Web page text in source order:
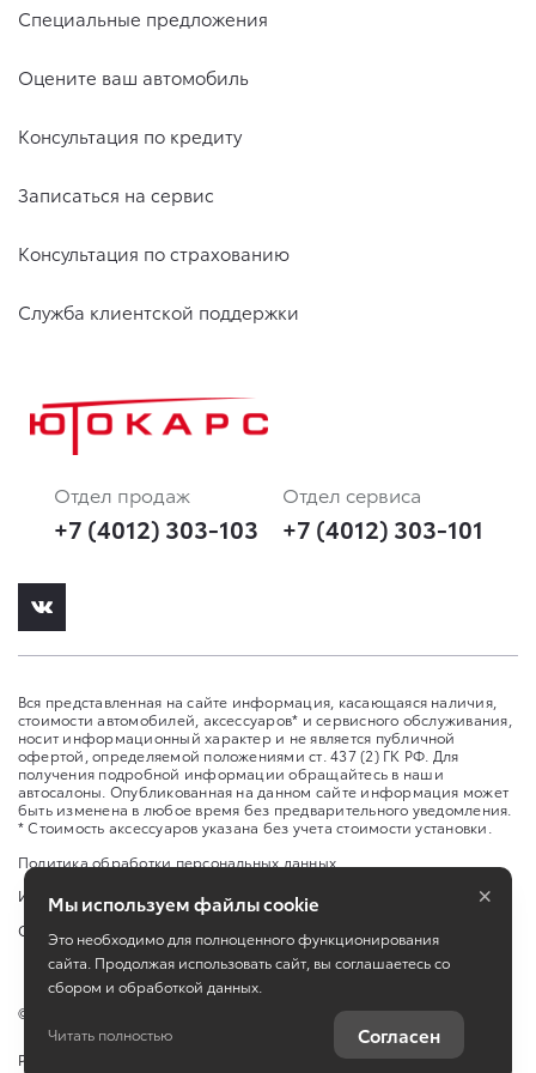
Специальные предложения
Оцените ваш автомобиль
Консультация по кредиту
Записаться на сервис
Консультация по страхованию
Служба клиентской поддержки
Отдел продаж
+7 (4012) 303-103
Отдел сервиса
+7 (4012) 303-101
Вся представленная на сайте информация, касающаяся наличия,
стоимости автомобилей, аксессуаров* и сервисного обслуживания,
носит информационный характер и не является публичной
офертой, определяемой положениями ст. 437 (2) ГК РФ. Для
получения подробной информации обращайтесь в наши
автосалоны. Опубликованная на данном сайте информация может
быть изменена в любое время без предварительного уведомления.
* Стоимость аксессуаров указана без учета стоимости установки.
Политика обработки персональных данных
Изменить настройку cookies
Сбросить cookie
©
Работает на технологиях
Мы используем файлы cookie
Это необходимо для полноценного функционирования
сайта. Продолжая использовать сайт, вы соглашаетесь со
сбором и обработкой данных.
Читать полностью Согласен
×